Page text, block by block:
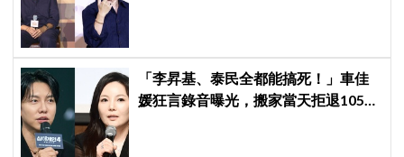
「李昇基、泰民全都能搞死！」車佳
媛狂言錄音曝光，搬家當天拒退105億